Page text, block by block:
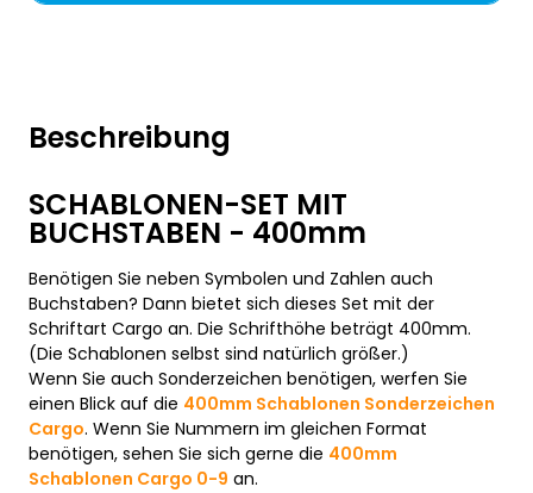
Beschreibung
SCHABLONEN-SET MIT
BUCHSTABEN - 400mm
Benötigen Sie neben Symbolen und Zahlen auch
Buchstaben? Dann bietet sich dieses Set mit der
Schriftart Cargo an. Die Schrifthöhe beträgt 400mm.
(Die Schablonen selbst sind natürlich größer.)
Wenn Sie auch Sonderzeichen benötigen, werfen Sie
einen Blick auf die 400mm Schablonen Sonderzeichen
Cargo. Wenn Sie Nummern im gleichen Format
benötigen, sehen Sie sich gerne die 400mm
Schablonen Cargo 0-9 an.